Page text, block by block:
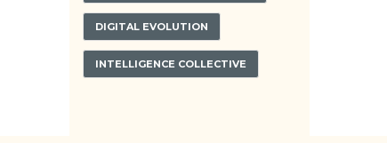
DIGITAL EVOLUTION
INTELLIGENCE COLLECTIVE